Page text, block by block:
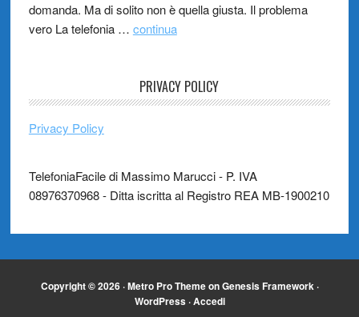
domanda. Ma di solito non è quella giusta. Il problema
vero La telefonia … continua
PRIVACY POLICY
Privacy Policy
TelefoniaFacile di Massimo Marucci - P. IVA
08976370968 - Ditta iscritta al Registro REA MB-1900210
Copyright © 2026 ·Metro Pro ThemeonGenesis Framework·
WordPress·Accedi